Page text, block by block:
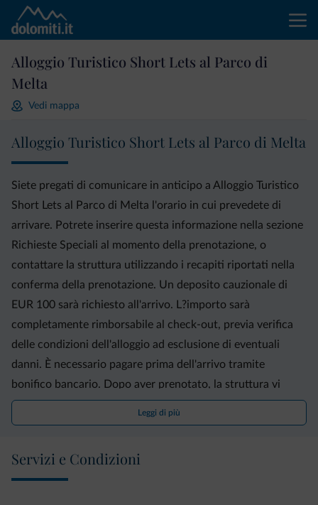
Alloggio Turistico Short Lets al Parco di
Melta
Vedi mappa
Alloggio Turistico Short Lets al Parco di Melta
Siete pregati di comunicare in anticipo a Alloggio Turistico
Short Lets al Parco di Melta l'orario in cui prevedete di
arrivare. Potrete inserire questa informazione nella sezione
Richieste Speciali al momento della prenotazione, o
contattare la struttura utilizzando i recapiti riportati nella
conferma della prenotazione. Un deposito cauzionale di
EUR 100 sarà richiesto all'arrivo. L?importo sarà
completamente rimborsabile al check-out, previa verifica
delle condizioni dell'alloggio ad esclusione di eventuali
danni. È necessario pagare prima dell'arrivo tramite
bonifico bancario. Dopo aver prenotato, la struttura vi
contatterà per fornirvi le relative istruzioni.
Leggi di più
Servizi e Condizioni